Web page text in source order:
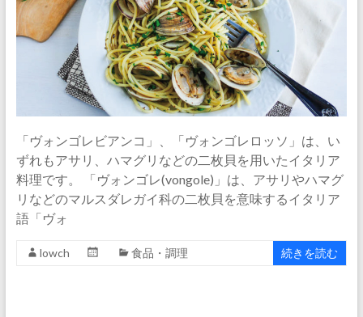
「ヴォンゴレビアンコ」、「ヴォンゴレロッソ」は、い
ずれもアサリ、ハマグリなどの二枚貝を用いたイタリア
料理です。 「ヴォンゴレ(vongole)」は、アサリやハマグ
リなどのマルスダレガイ科の二枚貝を意味するイタリア
語「ヴォ
lowch 食品・調理 続きを読む